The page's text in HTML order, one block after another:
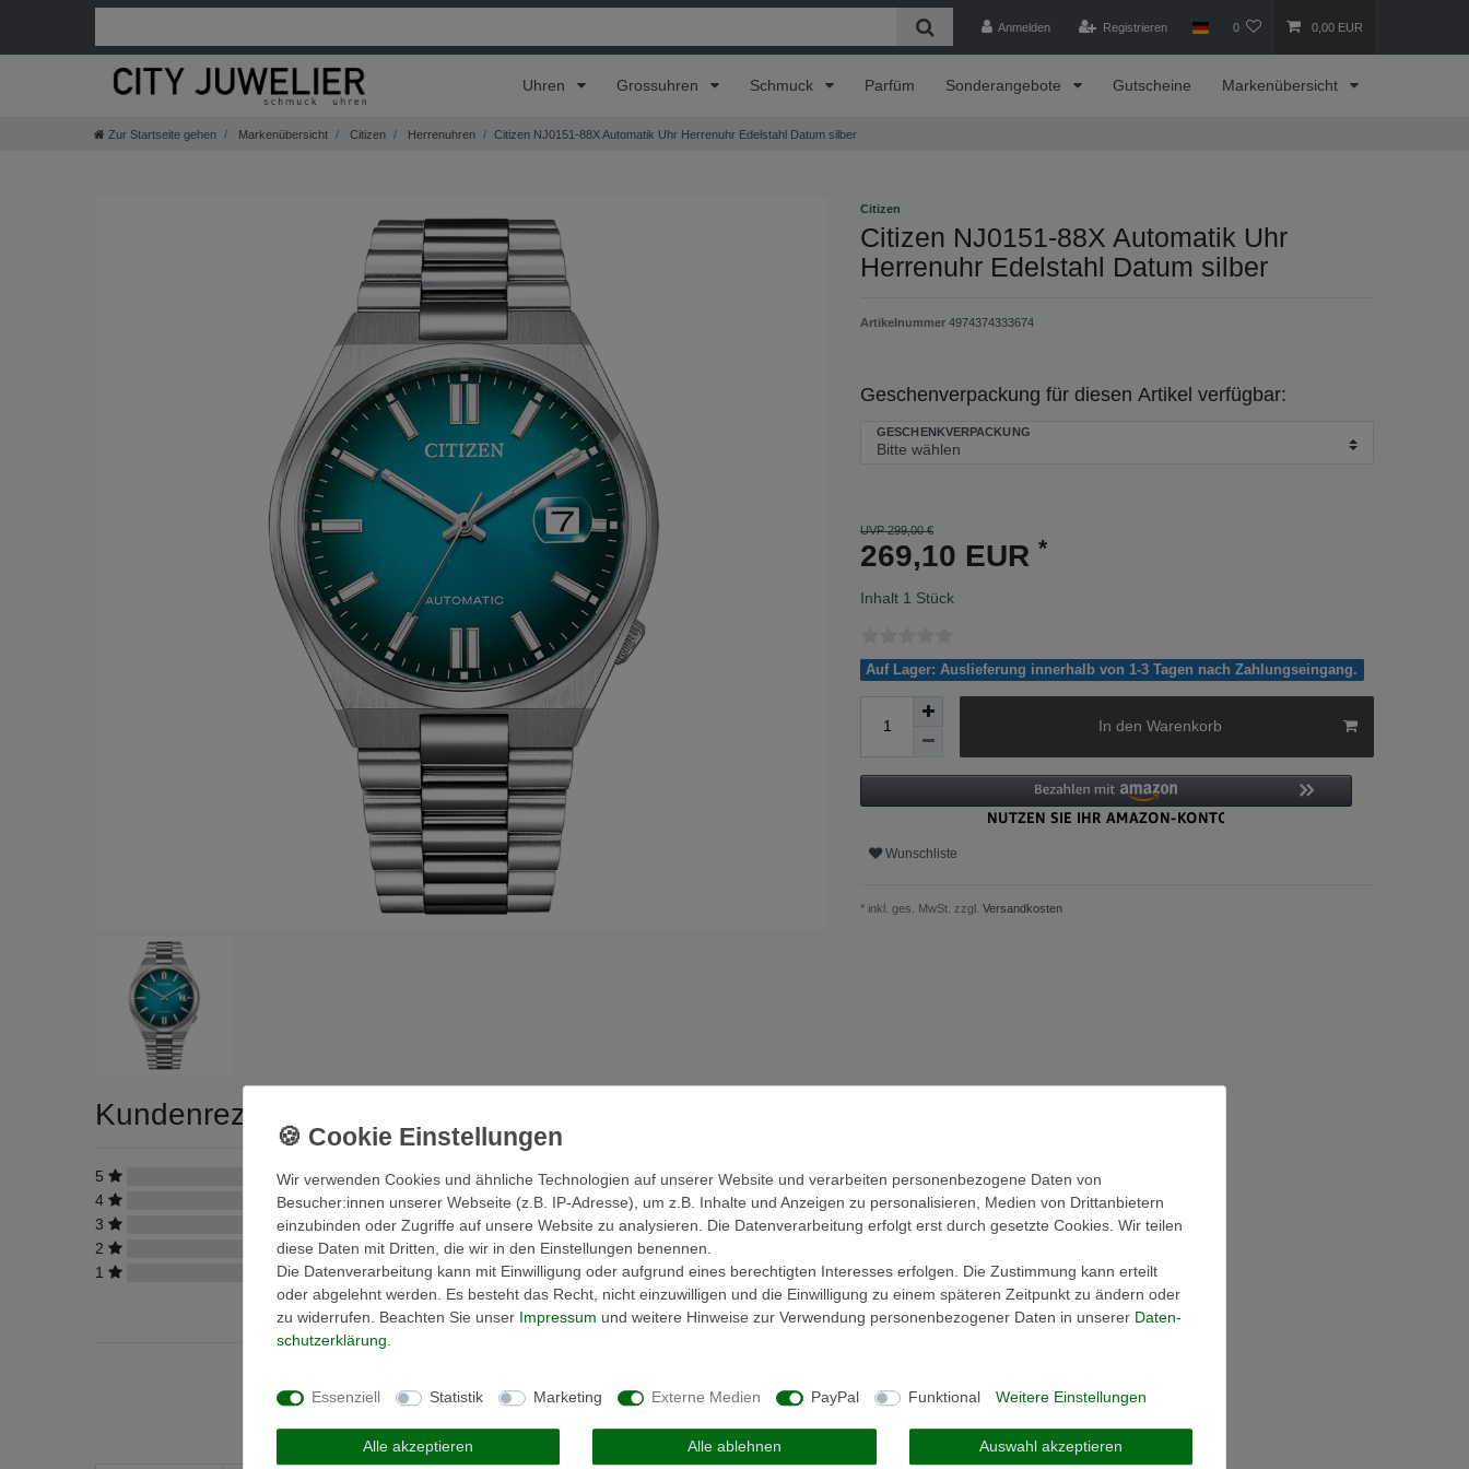
Anmelden Registrieren 0 0,00 EUR
Uhren Grossuhren Schmuck Parfüm Sonderangebote Gutscheine Markenübersicht
Zur Startseite gehen Markenübersicht Citizen Herrenuhren Citizen NJ0151-88X Automatik Uhr Herrenuhr Edelstahl Datum silber
Kundenrezensionen
5
0
4
0
3
0
2
0
1
0
Melden Sie sich an, um eine
Kundenrezension zu verfassen.
Anmelden
Citizen
Citizen NJ0151-88X Automatik Uhr
Herrenuhr Edelstahl Datum silber
Artikelnummer 4974374333674
Geschenverpackung für diesen Artikel verfügbar:
GESCHENKVERPACKUNG
UVP 299,00 €
269,10 EUR *
Inhalt 1 Stück
Auf Lager: Auslieferung innerhalb von 1-3 Tagen nach Zahlungseingang.
In den Warenkorb
Wunschliste
* inkl. ges. MwSt. zzgl. Versandkosten
SONDERANGEBOTE MEGA DEALS
Wir verwenden Cookies und ähnliche Technologien auf unserer Website und verarbeiten personenbezogene Daten von
Besucher:innen unserer Webseite (z.B. IP-Adresse), um z.B. Inhalte und Anzeigen zu personalisieren, Medien von Drittanbietern
einzubinden oder Zugriffe auf unsere Website zu analysieren. Die Datenverarbeitung erfolgt erst durch gesetzte Cookies. Wir teilen
diese Daten mit Dritten, die wir in den Einstellungen benennen.
Die Datenverarbeitung kann mit Einwilligung oder aufgrund eines berechtigten Interesses erfolgen. Die Zustimmung kann erteilt
oder abgelehnt werden. Es besteht das Recht, nicht einzuwilligen und die Einwilligung zu einem späteren Zeitpunkt zu ändern oder
zu widerrufen. Beachten Sie unser Impressum und weitere Hinweise zur Verwendung personenbezogener Daten in unserer Daten­
schutz­erklärung
Essenziell Statistik Marketing Externe Medien PayPal Funktional Weitere Einstellungen
Alle akzeptieren Alle ablehnen Auswahl akzeptieren